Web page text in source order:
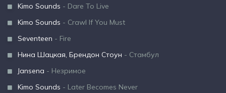
Kimo Sounds - Dare To Live
Kimo Sounds - Crawl If You Must
Seventeen - Fire
Нина Шацкая, Брендон Стоун - Стамбул
Jansena - Незримое
Kimo Sounds - Later Becomes Never